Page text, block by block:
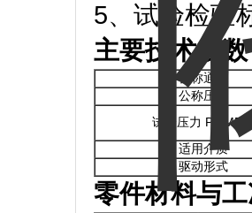
5、试验检验
主要技术参
公称通径
公称压力
试验压力
适用介质
驱动形式
零件材料与